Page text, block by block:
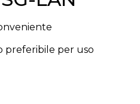
preferibile per uso